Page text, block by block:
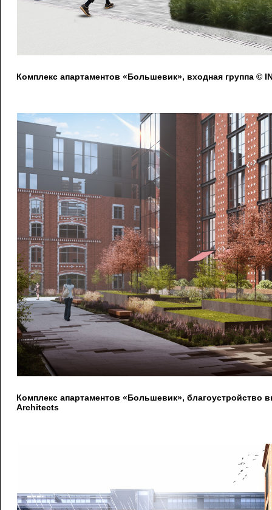
Комплекс апартаментов «Большевик», входная группа ©
Комплекс апартаментов «Большевик», благоустройство
Architects